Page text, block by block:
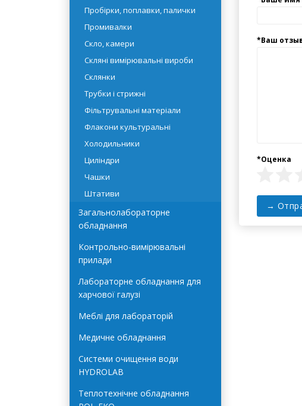
Прилади і апарати зі скла і
деталі до них
Пробірки, поплавки, палички
Промивалки
Скло, камери
Скляні вимірювальні вироби
Склянки
Трубки і стрижні
Фільтрувальні матеріали
Флакони культуральні
Холодильники
Циліндри
Штативи
Загальнолабораторне
обладнання
Контрольно-вимірювальні
прилади
Лабораторне обладнання для
харчової галузі
Меблі для лабораторій
Медичне обладнання
Системи очищення води
HYDROLAB